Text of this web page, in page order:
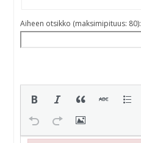
Aiheen otsikko (maksimipituus: 80):